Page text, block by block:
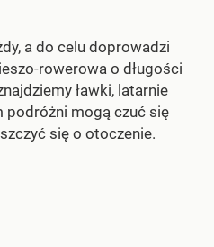
a do celu doprowadzi
rowerowa o długości
ławki, latarnie
podróżni mogą czuć się
się o otoczenie.